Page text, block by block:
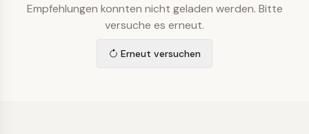
Empfehlungen konnten nicht geladen werden. Bitte
versuche es erneut.
Erneut versuchen